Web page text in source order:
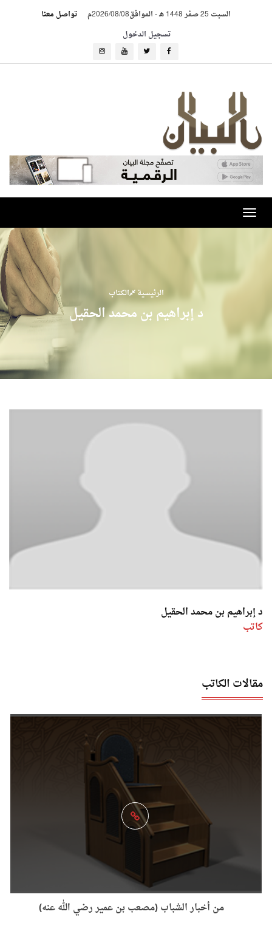
السبت 25 صفر 1448 هـ -الموافق2026/08/08م
تواصل معنا
تسجيل الدخول
Toggle
navigation
الرئيسية الكتاب
د إبراهيم بن محمد الحقيل
د إبراهيم بن محمد الحقيل
كاتب
مقالات الكاتب
من أخبار الشباب (مصعب بن عمير رضي الله عنه)